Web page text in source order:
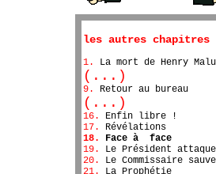
les autres chapitres
1. La mort de Henry
(...)
9. Retour au bureau
(...)
16. Enfin libre !
17. Révélations
18. Face à face
19. Le Président attaque
20. Le Commissaire
21. La Prophétie